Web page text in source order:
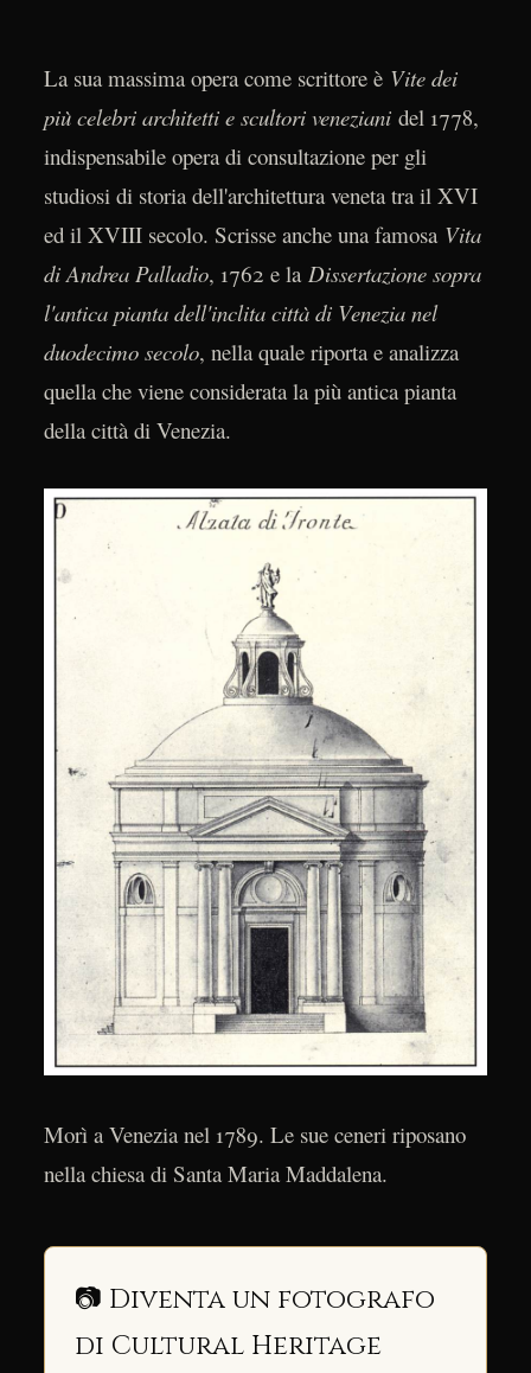
La sua massima opera come scrittore è Vite dei
più celebri architetti e scultori venezianidel 1778,
indispensabile opera di consultazione per gli
studiosi di storia dell'architettura veneta tra il XVI
ed il XVIII secolo. Scrisse anche una famosa Vita
di Andrea Palladio, 1762 e la Dissertazione sopra
l'antica pianta dell'inclita città di Venezia nel
duodecimo secolo, nella quale riporta e analizza
quella che viene considerata la più antica pianta
della città di Venezia.
Morì a Venezia nel 1789. Le sue ceneri riposano
nella chiesa di Santa Maria Maddalena.
📷 Diventa un fotografo
di Cultural Heritage